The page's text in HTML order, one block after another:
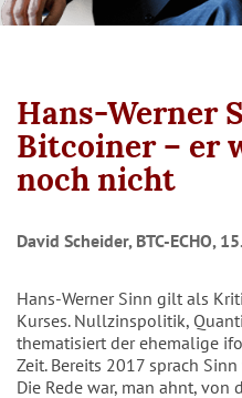
Hans-Werner
Bitcoiner – er
noch nicht
David Scheider, BTC-ECHO,
Hans-Werner Sinn gilt als
Kurses. Nullzinspolitik,
thematisiert der ehemalige
Zeit. Bereits 2017 sprach Sinn
Die Rede war, man ahnt, von